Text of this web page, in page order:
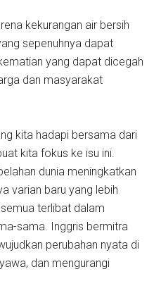
kekurangan air bersih
sepenuhnya dapat
yang dapat dicegah
dan masyarakat
kita hadapi bersama dari
kita fokus ke isu ini.
dunia meningkatkan
varian baru yang lebih
terlibat dalam
sama. Inggris bermitra
perubahan nyata di
dan mengurangi